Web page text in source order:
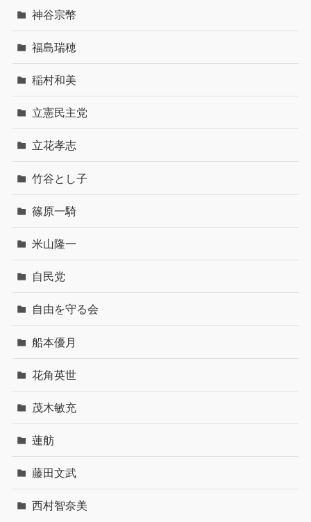
神谷宗幣
福島瑞穂
稲村和美
立憲民主党
立花孝志
竹谷とし子
篠原一騎
米山隆一
自民党
自由を守る会
船本優月
花角英世
茂木敏充
蓮舫
藤田文武
西村智奈美